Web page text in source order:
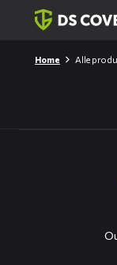
Skiplinks
Home Alle